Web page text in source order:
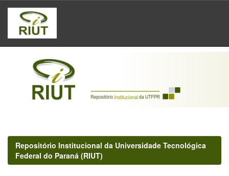
Skip
navigation
Repositório Institucional da Universidade Tecnológica
Federal do Paraná (RIUT)